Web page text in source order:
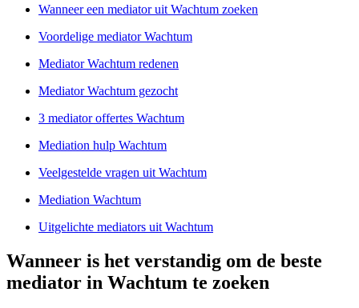
Wanneer een mediator uit Wachtum zoeken
Voordelige mediator Wachtum
Mediator Wachtum redenen
Mediator Wachtum gezocht
3 mediator offertes Wachtum
Mediation hulp Wachtum
Veelgestelde vragen uit Wachtum
Mediation Wachtum
Uitgelichte mediators uit Wachtum
Wanneer is het verstandig om de beste
mediator in Wachtum te zoeken